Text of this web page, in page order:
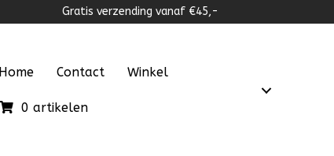
Gratis verzending vanaf €45,-
Home Contact Winkel
0 artikelen